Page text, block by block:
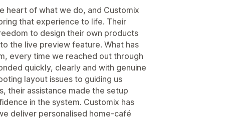
heart of what we do, and Customix
that experience to life. Their
to design their own products
the live preview feature. What has
every time we reached out through
quickly, clearly and with genuine
layout issues to guiding us
their assistance made the setup
in the system. Customix has
deliver personalised home‑café